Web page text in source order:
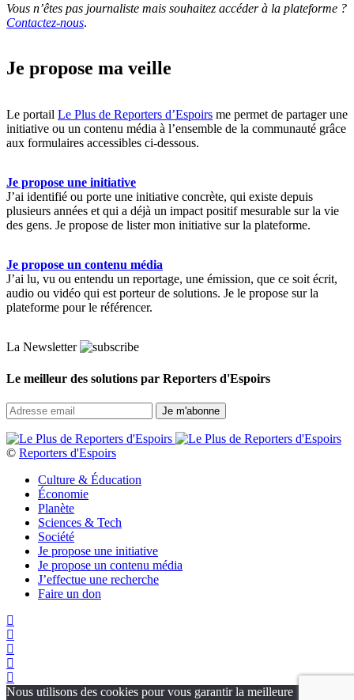
Vous n’êtes pas journaliste mais souhaitez accéder à la plateforme ?
Contactez-nous.
Je propose ma veille
Le portail Le Plus de Reporters d’Espoirs me permet de partager une
initiative ou un contenu média à l’ensemble de la communauté grâce
aux formulaires accessibles ci-dessous.
Je propose une initiative
J’ai identifié ou porte une initiative concrète, qui existe depuis
plusieurs années et qui a déjà un impact positif mesurable sur la vie
des gens. Je propose de lister mon initiative sur la plateforme.
Je propose un contenu média
J’ai lu, vu ou entendu un reportage, une émission, que ce soit écrit,
audio ou vidéo qui est porteur de solutions. Je le propose sur la
plateforme pour le référencer.
La Newsletter
Le meilleur des solutions par Reporters d'Espoirs
© Reporters d'Espoirs
Culture & Éducation
Économie
Planète
Sciences & Tech
Société
Je propose une initiative
Je propose un contenu média
J’effectue une recherche
Faire un don
Nous utilisons des cookies pour vous garantir la meilleure